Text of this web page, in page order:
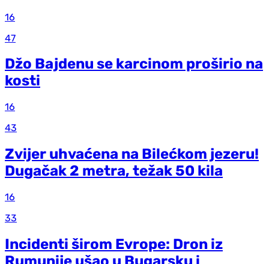
16
47
Džo Bajdenu se karcinom proširio na
kosti
16
43
Zvijer uhvaćena na Bilećkom jezeru!
Dugačak 2 metra, težak 50 kila
16
33
Incidenti širom Evrope: Dron iz